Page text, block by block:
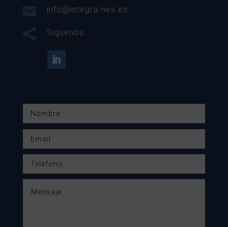
 info@integra-nes.es
 Síguenos